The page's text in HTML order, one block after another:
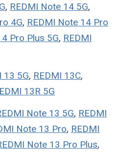
, REDMI Note 14 5G,
4G, REDMI Note 14 Pro
Pro Plus 5G, REDMI
13 5G, REDMI 13C,
13R 5G
Note 13 5G, REDMI
Note 13 Pro, REDMI
Note 13 Pro Plus,